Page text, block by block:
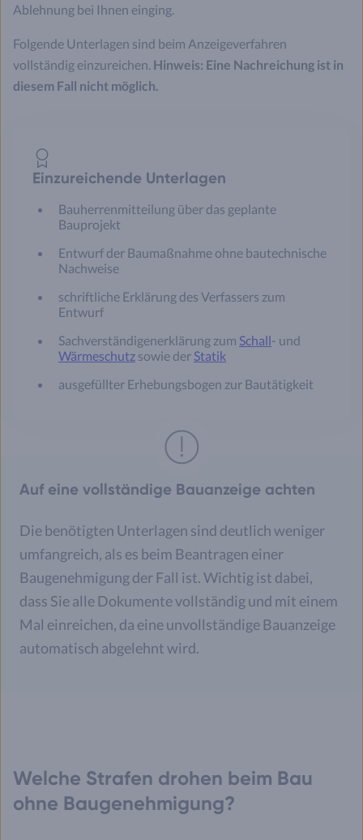
Ablehnung bei Ihnen einging.
Folgende Unterlagen sind beim Anzeigeverfahren
vollständig einzureichen. Hinweis: Eine Nachreichung ist in
diesem Fall nicht möglich.
Einzureichende Unterlagen
Bauherrenmitteilung über das geplante
Bauprojekt
Entwurf der Baumaßnahme ohne bautechnische
Nachweise
schriftliche Erklärung des Verfassers zum
Entwurf
Sachverständigenerklärung zum Schall- und
Wärmeschutz sowie der Statik
ausgefüllter Erhebungsbogen zur Bautätigkeit
Auf eine vollständige Bauanzeige achten
Die benötigten Unterlagen sind deutlich weniger
umfangreich, als es beim Beantragen einer
Baugenehmigung der Fall ist. Wichtig ist dabei,
dass Sie alle Dokumente vollständig und mit einem
Mal einreichen, da eine unvollständige Bauanzeige
automatisch abgelehnt wird.
Welche Strafen drohen beim Bau
ohne Baugenehmigung?